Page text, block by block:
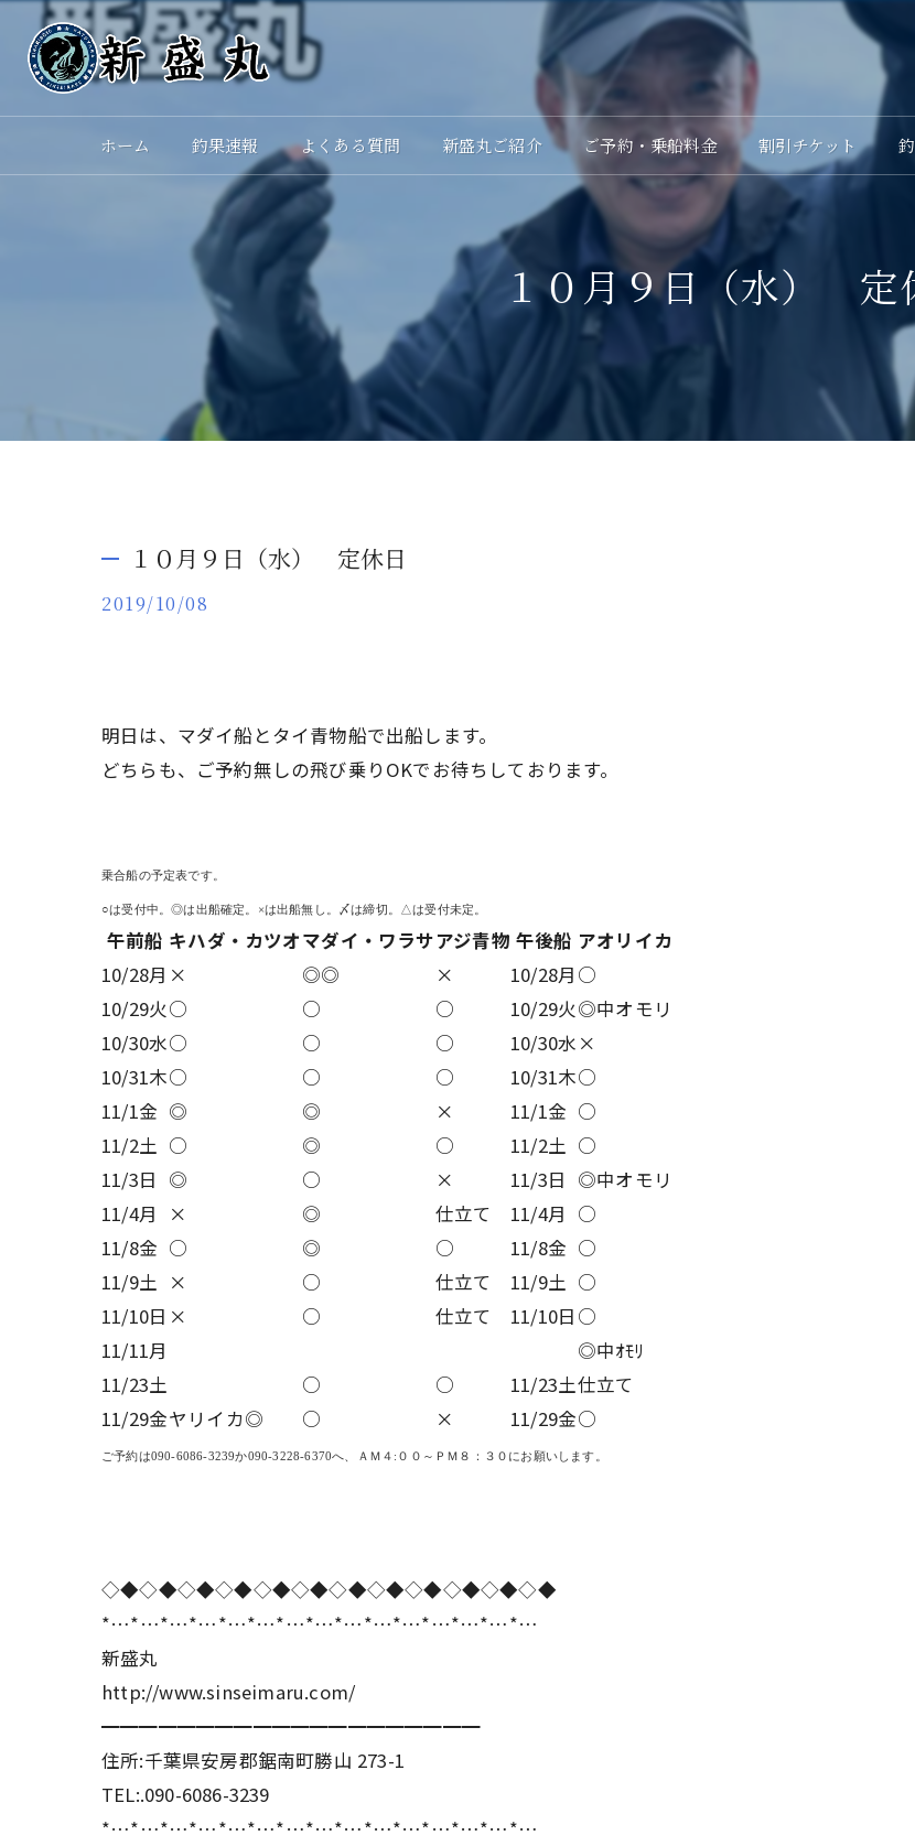
ホーム 釣果速報 よくある質問 新盛丸ご紹介 ご予約・乗船料金 割引チケット
１０月９日（水） 定
１０月９日（水） 定休日
2019/10/08
明日は、マダイ船とタイ青物船で出船します。
どちらも、ご予約無しの飛び乗りOKでお待ちしております。
乗合船の予定表です。
○は受付中。◎は出船確定。×は出船無し。〆は締切。△は受付未定。
午前船 キハダ・カツオマダイ・ワラサアジ青物 午後船 アオリイカ
10/28月 × ◎◎ × 10/28月 ○
10/29火○ ○ ○ 10/29火◎中オモリ
10/30水○ ○ ○ 10/30水 ×
10/31木○ ○ ○ 10/31木○
11/1金 ◎ ◎ × 11/1金 ○
11/2土 ○ ◎ ○ 11/2土 ○
11/3日 ◎ ○ × 11/3日 ◎中オモリ
11/4月
× ◎ 仕立て 11/4月 ○
11/8金 ○ ◎ ○ 11/8金 ○
11/9土 × ○ 仕立て 11/9土 ○
11/10日 × ○ 仕立て 11/10日 ○
11/11月
◎中ｵﾓﾘ
11/23土
○ ○ 11/23土仕立て
11/29金ヤリイカ◎ ○ × 11/29金○
ご予約は090-6086-3239か090-3228-6370へ、ＡＭ４ : ００～ＰＭ８：３０にお願いします。
◇◆◇◆◇◆◇◆◇◆◇◆◇◆◇◆◇◆◇◆◇◆◇◆
*…*…*…*…*…*…*…*…*…*…*…*…*…*…*…
新盛丸
http://www.sinseimaru.com/
━━━━━━━━━━━━━━━━━━━━
住所:千葉県安房郡鋸南町勝山 273-1
TEL:.090-6086-3239
*…*…*…*…*…*…*…*…*…*…*…*…*…*…*…